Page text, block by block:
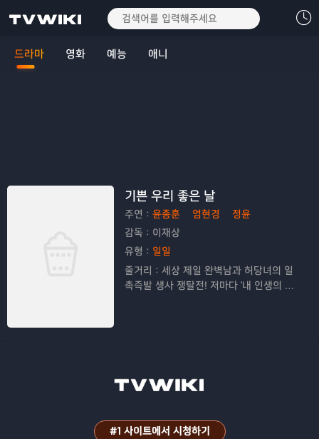
드라마 영화 예능 애니
기쁜 우리 좋은 날
주연： 윤종훈 엄현경
정윤
감독： 이재상
유형： 일일
줄거리： 세상 제일 완벽남과 허당녀의 일
촉즉발 생사 쟁탈전! 저마다 '내 인생의 주
#1 사이트에서 시청하기